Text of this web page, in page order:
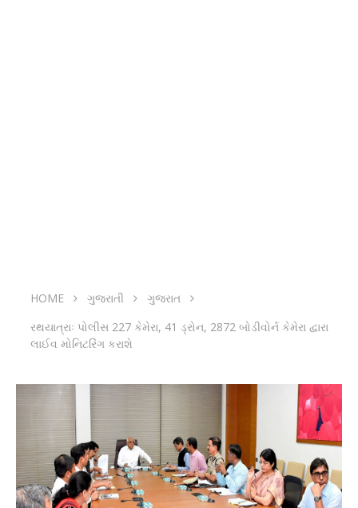
HOME ગુજરાતી
ગુજરાત
રથયાત્રાઃ પોલીસ 227 કેમેરા, 41 ડ્રોન, 2872 બોડીવોર્ન કેમેરા દ્વારા
લાઈવ મોનિટરિંગ કરાશે